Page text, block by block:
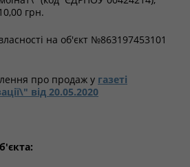
грн.
на об'єкт №863197453101
про продаж у газеті
від 20.05.2020